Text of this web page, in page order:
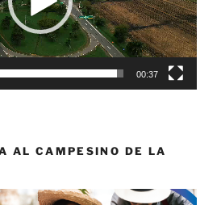
00:37
AL CAMPESINO DE LA